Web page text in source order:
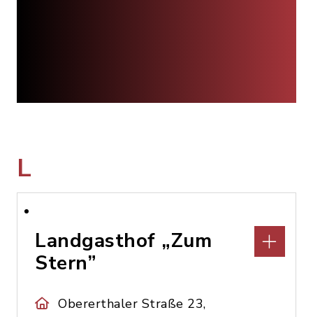
L
Landgasthof „Zum
Stern”
Obererthaler Straße 23,